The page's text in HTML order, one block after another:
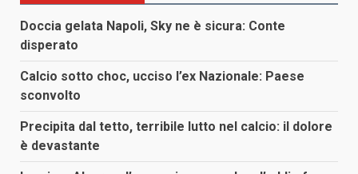
Doccia gelata Napoli, Sky ne è sicura: Conte
disperato
Calcio sotto choc, ucciso l’ex Nazionale: Paese
sconvolto
Precipita dal tetto, terribile lutto nel calcio: il dolore
è devastante